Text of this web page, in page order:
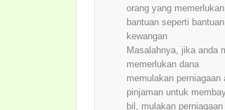
orang yang memerlukan
bantuan seperti
kewangan
Masalahnya, jika anda
memerlukan dana
memulakan
pinjaman untuk
bil, mulakan